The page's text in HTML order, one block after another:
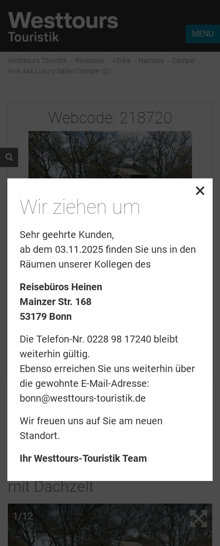
MENU
Westtours Touristik › Reiseziele › Afrika › Namibia › Camper ›
Avis 4x4 Luxury Safari Camper (D)
Webcode: 218720
Angebotsanfrage
Merkliste
zurück
Teilen
Avis 4x4 Luxury Safari
Camper (D)
2 Personen Allrad-Camper
mit Dachzelt
1/12
×
Wir ziehen um
Sehr geehrte Kunden,
ab dem 03.11.2025 finden Sie uns in den
Räumen unserer Kollegen des
Reisebüros Heinen
Mainzer Str. 168
53179 Bonn
Die Telefon-Nr. 0228 98 17240 bleibt
weiterhin gültig.
Ebenso erreichen Sie uns weiterhin über
die gewohnte E-Mail-Adresse:
bonn@westtours-touristik.de
Wir freuen uns auf Sie am neuen
Standort.
Ihr Westtours-Touristik Team